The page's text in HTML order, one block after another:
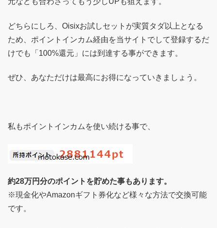
どちらにしろ、Oisixお試しセットが実質タダ以上となる
ため、ポイントインカム経由を当サイトでして登録するだ
けでも「100%還元」には到達する事ができます。
ぜひ、あなただけは最高にお得になっていきましょう。
私もポイントインカムを使い続ける事で、
約28万円分のポイントを貯めた事もあります。
※現金化やAmazonギフト券化など様々な方法で交換可能
です。